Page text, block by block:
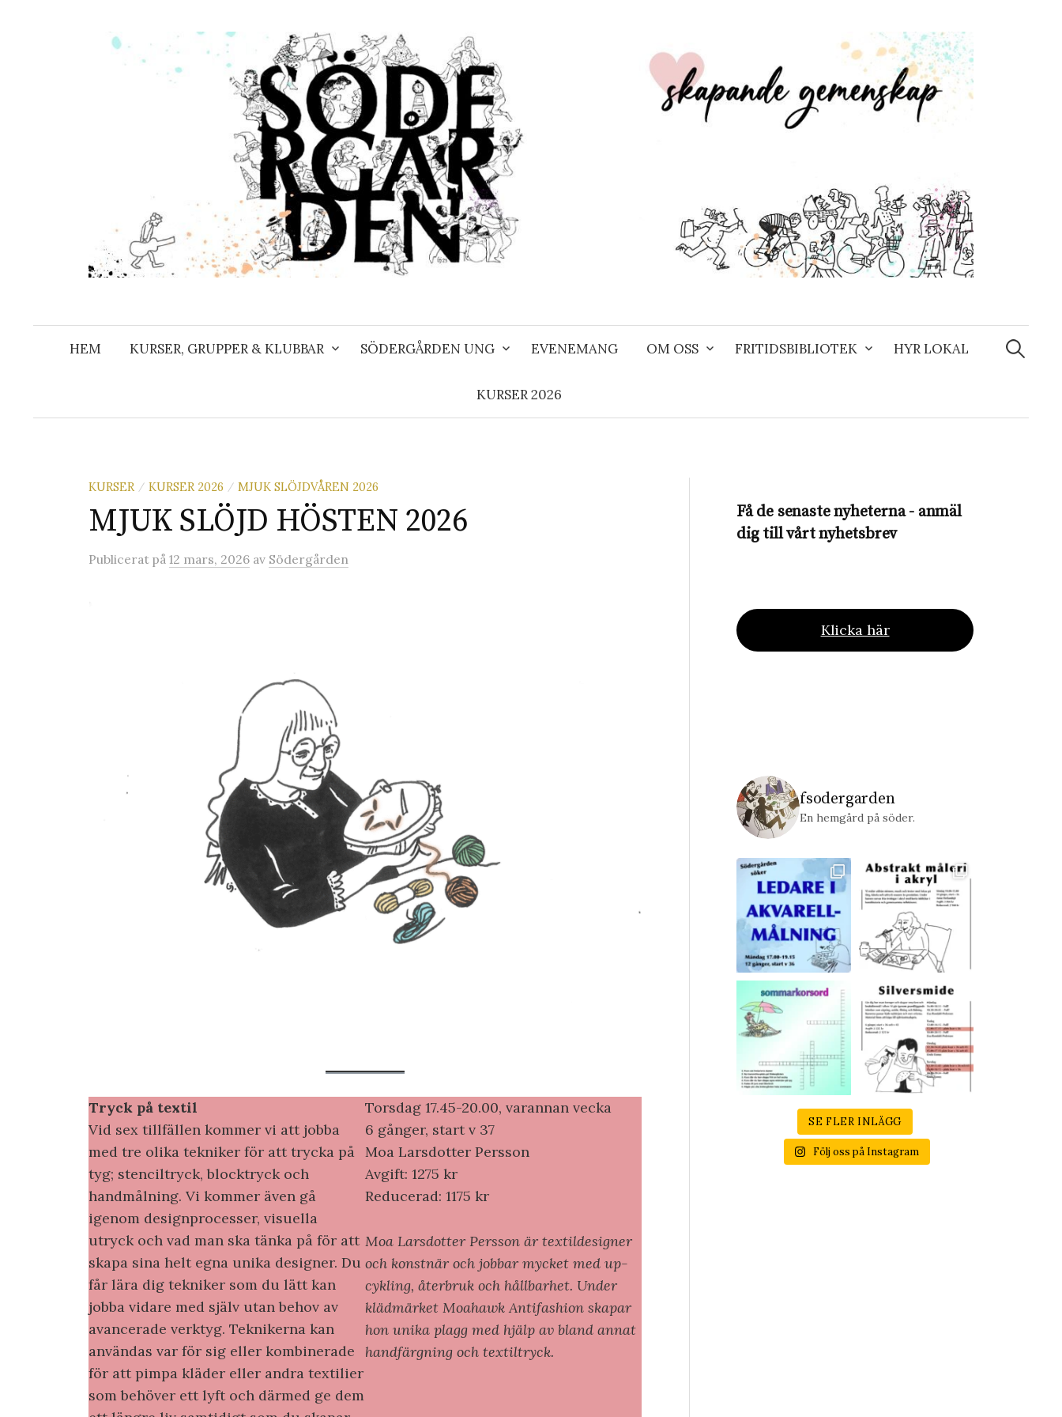
HEM KURSER, GRUPPER & KLUBBAR SÖDERGÅRDEN UNG EVENEMANG OM OSS FRITIDSBIBLIOTEK HYR LOKAL
KURSER 2026
Sök
efter:
KURSER / KURSER 2026 / MJUK SLÖJDVÅREN 2026
MJUK SLÖJD HÖSTEN 2026
Publicerat på 12 mars, 2026 av Södergården
Tryck på textil
Vid sex tillfällen kommer vi att jobba
med tre olika tekniker för att trycka på
tyg; stenciltryck, blocktryck och
handmålning. Vi kommer även gå
igenom designprocesser, visuella
utryck och vad man ska tänka på för att
skapa sina helt egna unika designer. Du
får lära dig tekniker som du lätt kan
jobba vidare med själv utan behov av
avancerade verktyg. Teknikerna kan
användas var för sig eller kombinerade
för att pimpa kläder eller andra textilier
som behöver ett lyft och därmed ge dem
Torsdag 17.45-20.00, varannan vecka
6 gånger, start v 37
Moa Larsdotter Persson
Avgift: 1275 kr
Reducerad: 1175 kr
Moa Larsdotter Persson är textildesigner
och konstnär och jobbar mycket med up-
cykling, återbruk och hållbarhet. Under
klädmärket Moahawk Antifashion skapar
hon unika plagg med hjälp av bland annat
handfärgning och textiltryck.
Få de senaste nyheterna - anmäl
dig till vårt nyhetsbrev
Klicka här
fsodergarden
En hemgård på söder.
SE FLER INLÄGG
Följ oss på Instagram